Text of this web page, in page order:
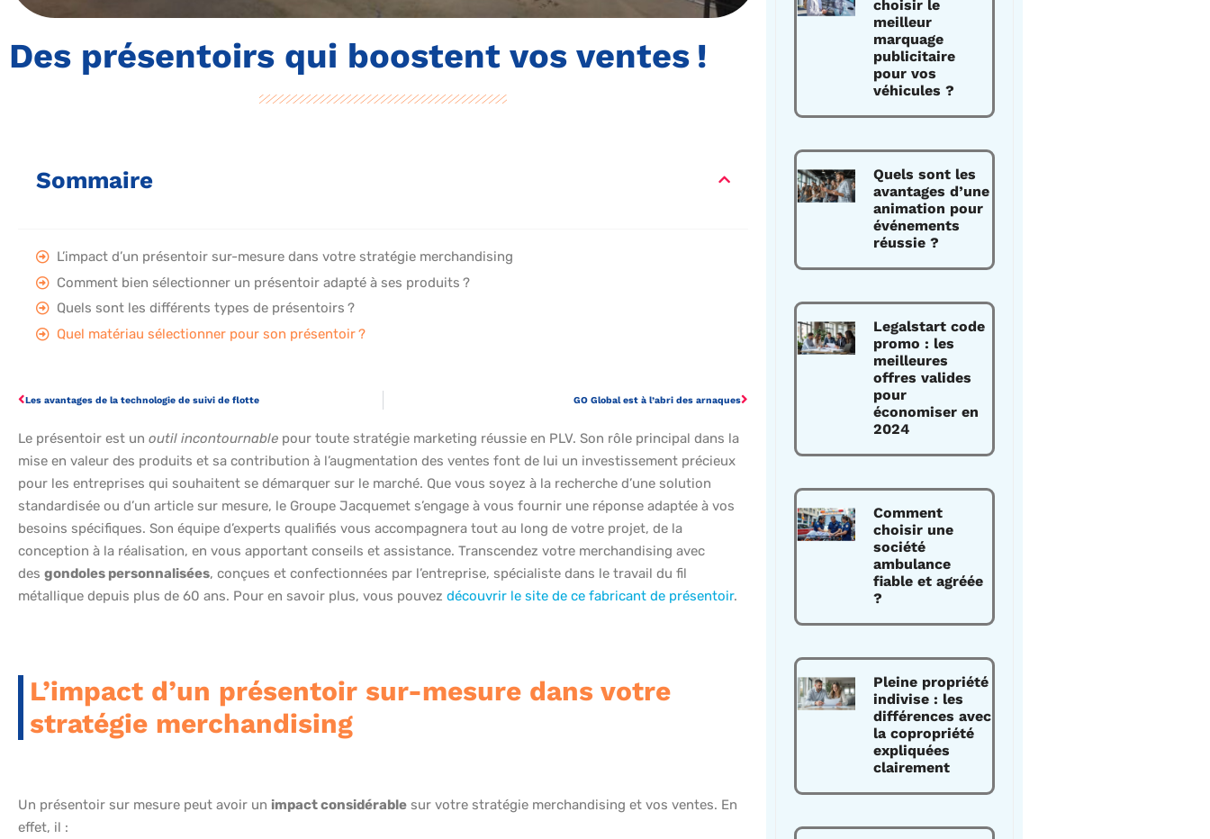
Des présentoirs qui boostent vos ventes !
Sommaire
L’impact d’un présentoir sur-mesure dans votre stratégie merchandising
Comment bien sélectionner un présentoir adapté à ses produits ?
Quels sont les différents types de présentoirs ?
Quel matériau sélectionner pour son présentoir ?
Les avantages de la technologie de suivi de flotte GO Global est à l’abri des arnaques
Le présentoir est un outil incontournable pour toute stratégie marketing réussie en PLV. Son rôle principal dans la
mise en valeur des produits et sa contribution à l’augmentation des ventes font de lui un investissement précieux
pour les entreprises qui souhaitent se démarquer sur le marché. Que vous soyez à la recherche d’une solution
standardisée ou d’un article sur mesure, le Groupe Jacquemet s’engage à vous fournir une réponse adaptée à vos
besoins spécifiques. Son équipe d’experts qualifiés vous accompagnera tout au long de votre projet, de la
conception à la réalisation, en vous apportant conseils et assistance. Transcendez votre merchandising avec
des gondoles personnalisées, conçues et confectionnées par l’entreprise, spécialiste dans le travail du fil
métallique depuis plus de 60 ans. Pour en savoir plus, vous pouvez découvrir le site de ce fabricant de présentoir.
L’impact d’un présentoir sur-mesure dans votre
stratégie merchandising
Un présentoir sur mesure peut avoir un impact considérable sur votre stratégie merchandising et vos ventes. En
effet, il :
choisir le
meilleur
marquage
publicitaire
pour vos
véhicules ?
Quels sont les
avantages d’une
animation pour
événements
réussie ?
Legalstart code
promo : les
meilleures
offres valides
pour
économiser en
2024
Comment
choisir une
société
ambulance
fiable et agréée
?
Pleine propriété
indivise : les
différences avec
la copropriété
expliquées
clairement